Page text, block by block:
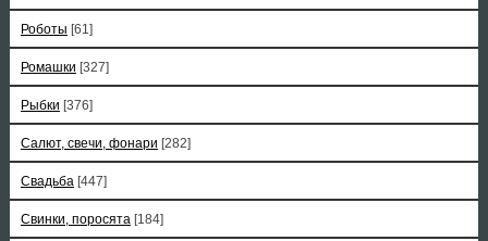
Роботы [61]
Ромашки [327]
Рыбки [376]
Салют, свечи, фонари [282]
Свадьба [447]
Свинки, поросята [184]